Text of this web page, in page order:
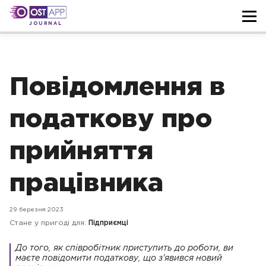
JOURNAL
Повідомлення в
податкову про
прийняття
працівника
29 березня 2023
Стане у пригоді для: Підприємці
До того, як співробітник приступить до роботи, ви
маєте повідомити податкову, що з'явився новий